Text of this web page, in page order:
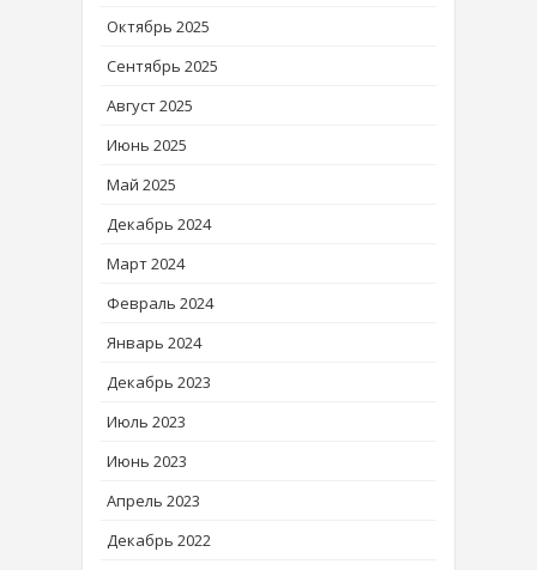
Октябрь 2025
Сентябрь 2025
Август 2025
Июнь 2025
Май 2025
Декабрь 2024
Март 2024
Февраль 2024
Январь 2024
Декабрь 2023
Июль 2023
Июнь 2023
Апрель 2023
Декабрь 2022